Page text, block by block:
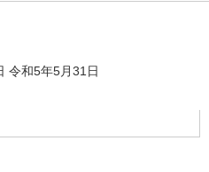
和5年5月31日